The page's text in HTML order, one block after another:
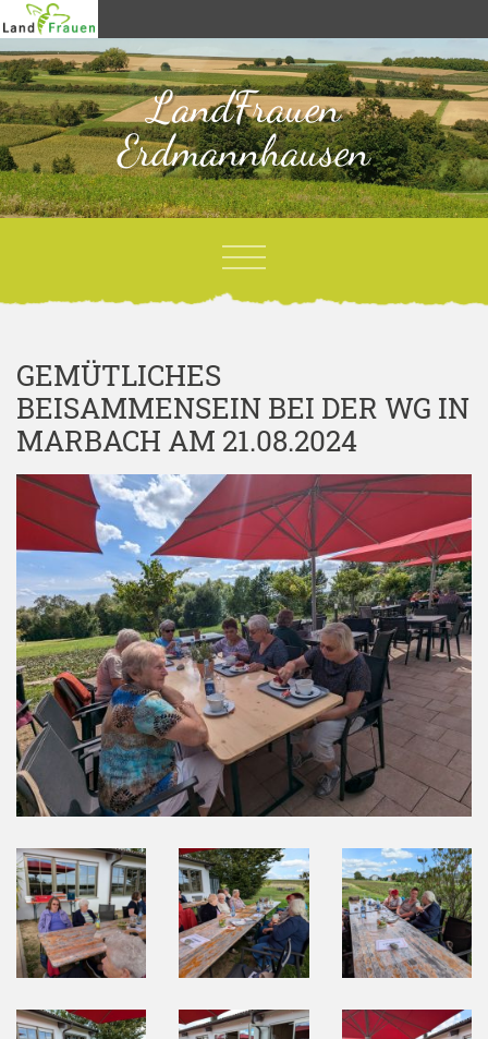
LandFrauen
Erdmannhausen
GEMÜTLICHES
BEISAMMENSEIN BEI DER WG IN
MARBACH AM 21.08.2024